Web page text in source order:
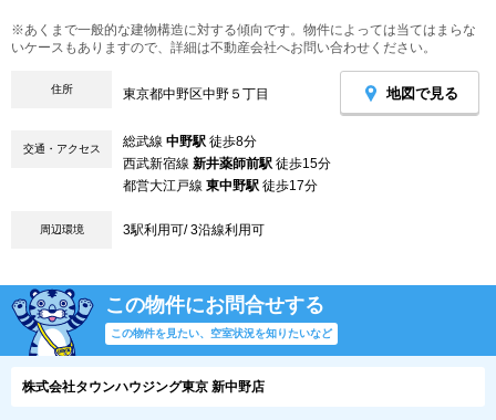
※あくまで一般的な建物構造に対する傾向です。物件によっては当てはまらな
いケースもありますので、詳細は不動産会社へお問い合わせください。
住所 東京都中野区中野５丁目 地図で見る
交通・アクセス 総武線 中野駅 徒歩8分
西武新宿線 新井薬師前駅 徒歩15分
都営大江戸線 東中野駅 徒歩17分
周辺環境 3駅利用可/ 3沿線利用可
この物件にお問合せする
この物件を見たい、空室状況を知りたいなど
株式会社タウンハウジング東京 新中野店